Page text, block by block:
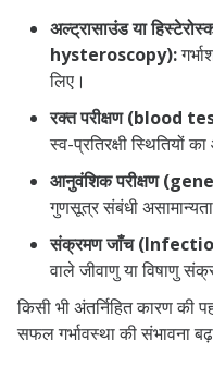
अल्ट्रासाउंड या
hysteroscopy):
लिए।
रक्त परीक्षण (blood
स्व-प्रतिरक्षी
आनुवंशिक परीक्षण
गुणसूत्र संबंधी
संक्रमण जाँच
वाले जीवाणु या विषाणु
किसी भी अंतर्निहित कारण
सफल गर्भावस्था की संभावना